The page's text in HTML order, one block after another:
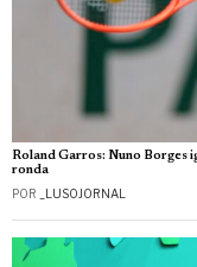
Roland Garros: Nuno Borges
ronda
POR _LUSOJORNAL